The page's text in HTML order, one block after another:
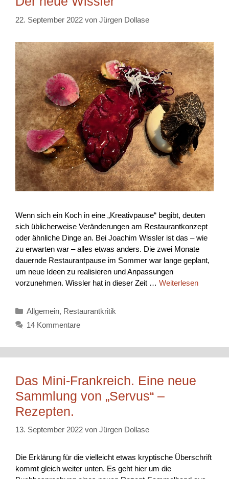
22. September 2022 von Jürgen Dollase
Wenn sich ein Koch in eine „Kreativpause“ begibt, deuten
sich üblicherweise Veränderungen am Restaurantkonzept
oder ähnliche Dinge an. Bei Joachim Wissler ist das – wie
zu erwarten war – alles etwas anders. Die zwei Monate
dauernde Restaurantpause im Sommer war lange geplant,
um neue Ideen zu realisieren und Anpassungen
vorzunehmen. Wissler hat in dieser Zeit … Weiterlesen
Kategorien
Allgemein, Restaurantkritik
14 Kommentare
Das Mini-Frankreich. Eine neue
Sammlung von „Servus“ –
Rezepten.
13. September 2022 von Jürgen Dollase
Die Erklärung für die vielleicht etwas kryptische Überschrift
kommt gleich weiter unten. Es geht hier um die